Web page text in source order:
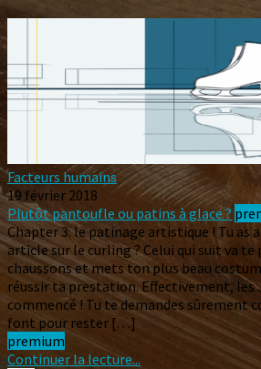
Facteurs humains
19 février 2018
Plutôt pantoufle ou patins à glace ?
Chapter 3: le patinage artistique ! Tu as
article sur le curling ? Celui qui suit va te
chaussons et mets ton plus beau
réussir ta prestation. Effectivement, les
commencé ! Tu te demandes sûrement
font pour rester […]
premium
Continuer la lecture...